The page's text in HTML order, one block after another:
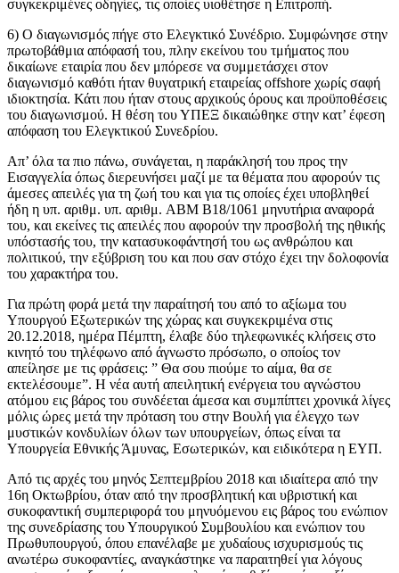
συγκεκριμένες οδηγίες, τις οποίες υιοθέτησε η Επιτροπή.
6) Ο διαγωνισμός πήγε στο Ελεγκτικό Συνέδριο. Συμφώνησε στην
πρωτοβάθμια απόφασή του, πλην εκείνου του τμήματος που
δικαίωνε εταιρία που δεν μπόρεσε να συμμετάσχει στον
διαγωνισμό καθότι ήταν θυγατρική εταιρείας offshore χωρίς σαφή
ιδιοκτησία. Κάτι που ήταν στους αρχικούς όρους και προϋποθέσεις
του διαγωνισμού. Η θέση του ΥΠΕΞ δικαιώθηκε στην κατ’ έφεση
απόφαση του Ελεγκτικού Συνεδρίου.
Απ’ όλα τα πιο πάνω, συνάγεται, η παράκλησή του προς την
Εισαγγελία όπως διερευνήσει μαζί με τα θέματα που αφορούν τις
άμεσες απειλές για τη ζωή του και για τις οποίες έχει υποβληθεί
ήδη η υπ. αριθμ. υπ. αριθμ. ABM Β18/1061 μηνυτήρια αναφορά
του, και εκείνες τις απειλές που αφορούν την προσβολή της ηθικής
υπόστασής του, την κατασυκοφάντησή του ως ανθρώπου και
πολιτικού, την εξύβριση του και που σαν στόχο έχει την δολοφονία
του χαρακτήρα του.
Για πρώτη φορά μετά την παραίτησή του από το αξίωμα του
Υπουργού Εξωτερικών της χώρας και συγκεκριμένα στις
20.12.2018, ημέρα Πέμπτη, έλαβε δύο τηλεφωνικές κλήσεις στο
κινητό του τηλέφωνο από άγνωστο πρόσωπο, ο οποίος τον
απείλησε με τις φράσεις: ” Θα σου πιούμε το αίμα, θα σε
εκτελέσουμε”. Η νέα αυτή απειλητική ενέργεια του αγνώστου
ατόμου εις βάρος του συνδέεται άμεσα και συμπίπτει χρονικά λίγες
μόλις ώρες μετά την πρόταση του στην Βουλή για έλεγχο των
μυστικών κονδυλίων όλων των υπουργείων, όπως είναι τα
Υπουργεία Εθνικής Άμυνας, Εσωτερικών, και ειδικότερα η ΕΥΠ.
Από τις αρχές του μηνός Σεπτεμβρίου 2018 και ιδιαίτερα από την
16η Οκτωβρίου, όταν από την προσβλητική και υβριστική και
συκοφαντική συμπεριφορά του μηνυόμενου εις βάρος του ενώπιον
της συνεδρίασης του Υπουργικού Συμβουλίου και ενώπιον του
Πρωθυπουργού, όπου επανέλαβε με χυδαίους ισχυρισμούς τις
ανωτέρω συκοφαντίες, αναγκάστηκε να παραιτηθεί για λόγους